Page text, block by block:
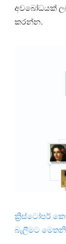
අවබෝධයක්
කරන්න.
ක්‍රිස්ටෝපර්
බැලීමට